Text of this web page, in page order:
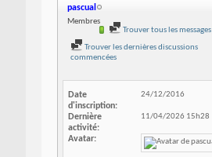
pascual
Membres
Trouver tous les messages
Trouver les dernières discussions
commencées
Date
d'inscription
24/12/2016
Dernière
activité
11/04/2026 15h28
Avatar